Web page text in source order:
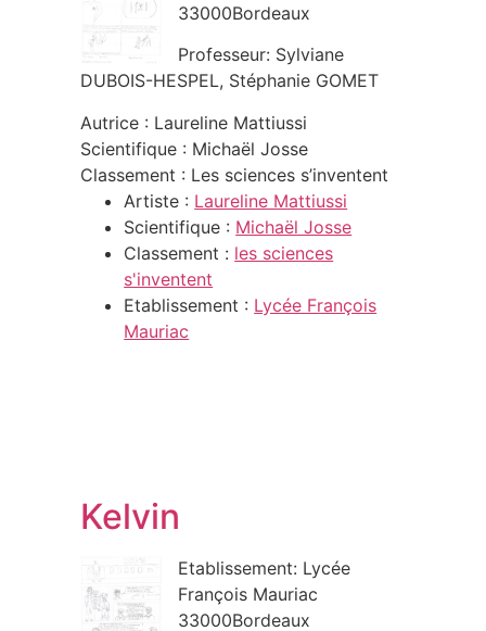
33000Bordeaux
Professeur: Sylviane
DUBOIS-HESPEL, Stéphanie GOMET
Autrice : Laureline Mattiussi
Scientifique : Michaël Josse
Classement : Les sciences s’inventent
Artiste : Laureline Mattiussi
Scientifique : Michaël Josse
Classement : les sciences
s'inventent
Etablissement : Lycée François
Mauriac
Kelvin
Etablissement: Lycée
François Mauriac
33000Bordeaux